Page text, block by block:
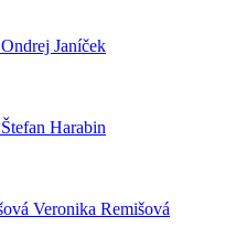
Ondrej Janíček
Štefan Harabin
Veronika Remišová